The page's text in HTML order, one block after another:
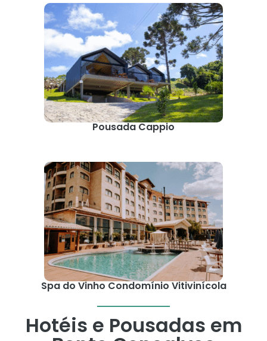
Pousada Cappio
Spa do Vinho Condomínio Vitivinícola
Hotéis e Pousadas em